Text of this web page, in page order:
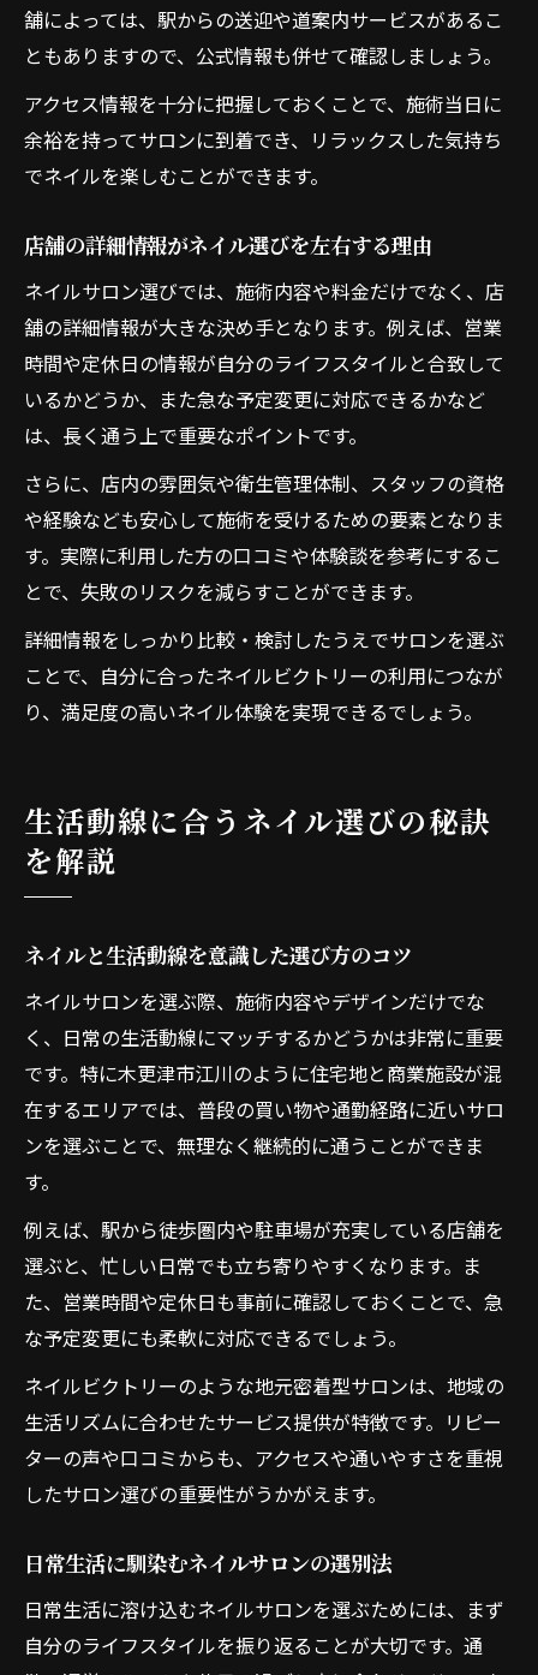
舗によっては、駅からの送迎や道案内サービスがあるこ
ともありますので、公式情報も併せて確認しましょう。
アクセス情報を十分に把握しておくことで、施術当日に
余裕を持ってサロンに到着でき、リラックスした気持ち
でネイルを楽しむことができます。
店舗の詳細情報がネイル選びを左右する理由
ネイルサロン選びでは、施術内容や料金だけでなく、店
舗の詳細情報が大きな決め手となります。例えば、営業
時間や定休日の情報が自分のライフスタイルと合致して
いるかどうか、また急な予定変更に対応できるかなど
は、長く通う上で重要なポイントです。
さらに、店内の雰囲気や衛生管理体制、スタッフの資格
や経験なども安心して施術を受けるための要素となりま
す。実際に利用した方の口コミや体験談を参考にするこ
とで、失敗のリスクを減らすことができます。
詳細情報をしっかり比較・検討したうえでサロンを選ぶ
ことで、自分に合ったネイルビクトリーの利用につなが
り、満足度の高いネイル体験を実現できるでしょう。
生活動線に合うネイル選びの秘訣
を解説
ネイルと生活動線を意識した選び方のコツ
ネイルサロンを選ぶ際、施術内容やデザインだけでな
く、日常の生活動線にマッチするかどうかは非常に重要
です。特に木更津市江川のように住宅地と商業施設が混
在するエリアでは、普段の買い物や通勤経路に近いサロ
ンを選ぶことで、無理なく継続的に通うことができま
す。
例えば、駅から徒歩圏内や駐車場が充実している店舗を
選ぶと、忙しい日常でも立ち寄りやすくなります。ま
た、営業時間や定休日も事前に確認しておくことで、急
な予定変更にも柔軟に対応できるでしょう。
ネイルビクトリーのような地元密着型サロンは、地域の
生活リズムに合わせたサービス提供が特徴です。リピー
ターの声や口コミからも、アクセスや通いやすさを重視
したサロン選びの重要性がうかがえます。
日常生活に馴染むネイルサロンの選別法
日常生活に溶け込むネイルサロンを選ぶためには、まず
自分のライフスタイルを振り返ることが大切です。通